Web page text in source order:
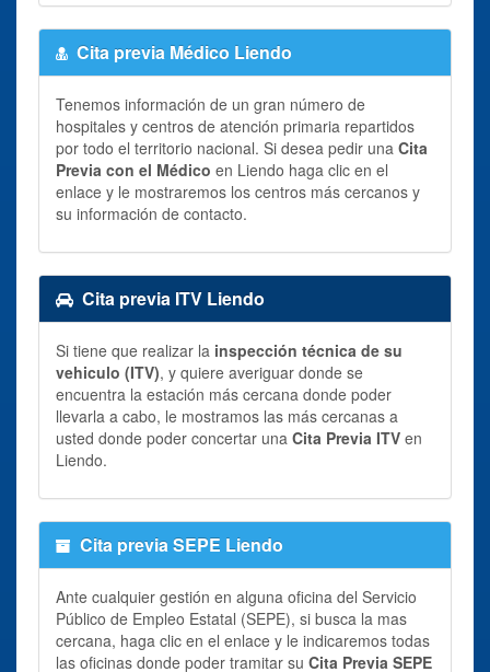
Cita previa Médico Liendo
Tenemos información de un gran número de
hospitales y centros de atención primaria repartidos
por todo el territorio nacional. Si desea pedir una Cita
Previa con el Médico en Liendo haga clic en el
enlace y le mostraremos los centros más cercanos y
su información de contacto.
Cita previa ITV Liendo
Si tiene que realizar la inspección técnica de su
vehiculo (ITV), y quiere averiguar donde se
encuentra la estación más cercana donde poder
llevarla a cabo, le mostramos las más cercanas a
usted donde poder concertar una Cita Previa ITV en
Liendo.
Cita previa SEPE Liendo
Ante cualquier gestión en alguna oficina del Servicio
Público de Empleo Estatal (SEPE), si busca la mas
cercana, haga clic en el enlace y le indicaremos todas
las oficinas donde poder tramitar su Cita Previa SEPE